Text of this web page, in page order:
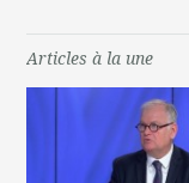
Articles à la une